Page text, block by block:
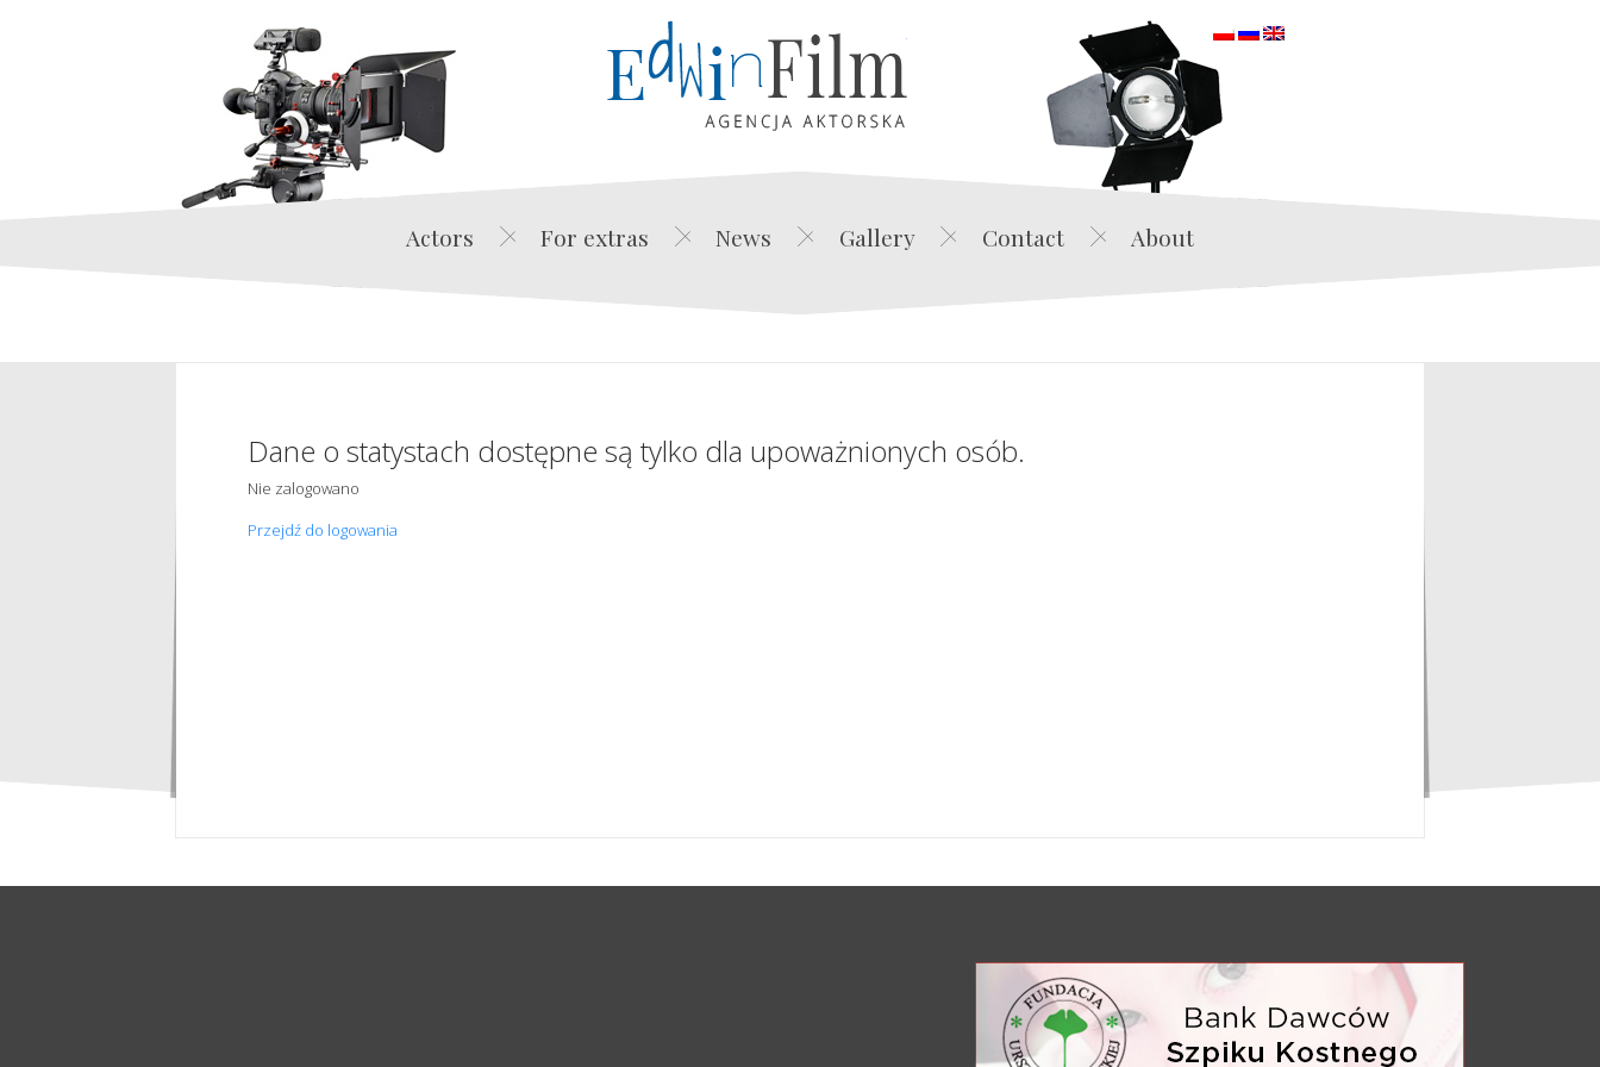
Edwin Film Agencja Aktorska
Actors For extras News Gallery Contact About
Dane o statystach dostępne są tylko dla upoważnionych osób.
Nie zalogowano
Przejdź do logowania